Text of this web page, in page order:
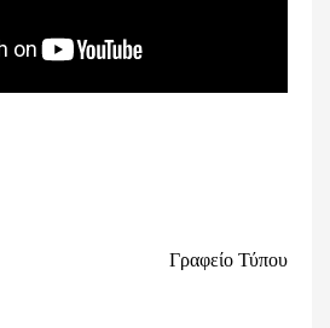
Γραφείο Τύπου